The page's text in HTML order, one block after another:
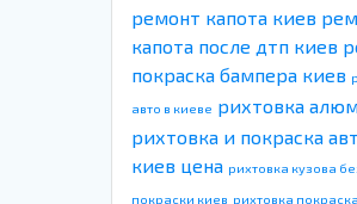
ремонт капота киев
капота после дтп киев
покраска бампера киев
авто в киеве рихтовка
рихтовка и покраска
киев цена рихтовка кузова
покраски киев рихтовка